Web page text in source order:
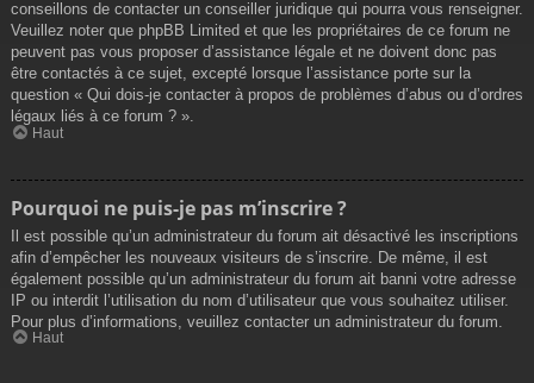
conseillons de contacter un conseiller juridique qui pourra vous renseigner.
Veuillez noter que phpBB Limited et que les propriétaires de ce forum ne
peuvent pas vous proposer d’assistance légale et ne doivent donc pas
être contactés à ce sujet, excepté lorsque l’assistance porte sur la
question « Qui dois-je contacter à propos de problèmes d’abus ou d’ordres
légaux liés à ce forum ? ».
Haut
Pourquoi ne puis-je pas m’inscrire ?
Il est possible qu’un administrateur du forum ait désactivé les inscriptions
afin d’empêcher les nouveaux visiteurs de s’inscrire. De même, il est
également possible qu’un administrateur du forum ait banni votre adresse
IP ou interdit l’utilisation du nom d’utilisateur que vous souhaitez utiliser.
Pour plus d’informations, veuillez contacter un administrateur du forum.
Haut